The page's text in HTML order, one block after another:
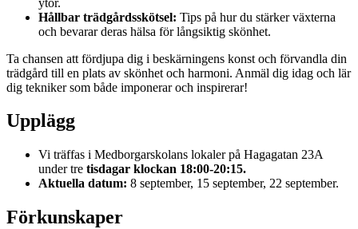
Hållbar trädgårdsskötsel: Tips på hur du stärker växterna
och bevarar deras hälsa för långsiktig skönhet.
Ta chansen att fördjupa dig i beskärningens konst och förvandla din
trädgård till en plats av skönhet och harmoni. Anmäl dig idag och lär
dig tekniker som både imponerar och inspirerar!
Upplägg
Vi träffas i Medborgarskolans lokaler på Hagagatan 23A
under tre tisdagar klockan 18:00-20:15.
Aktuella datum: 8 september, 15 september, 22 september.
Förkunskaper